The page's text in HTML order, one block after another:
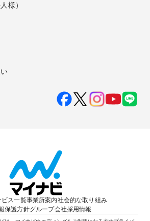
様）
ビス一覧事業所案内社会的な取り組み
保護方針グループ会社採用情報